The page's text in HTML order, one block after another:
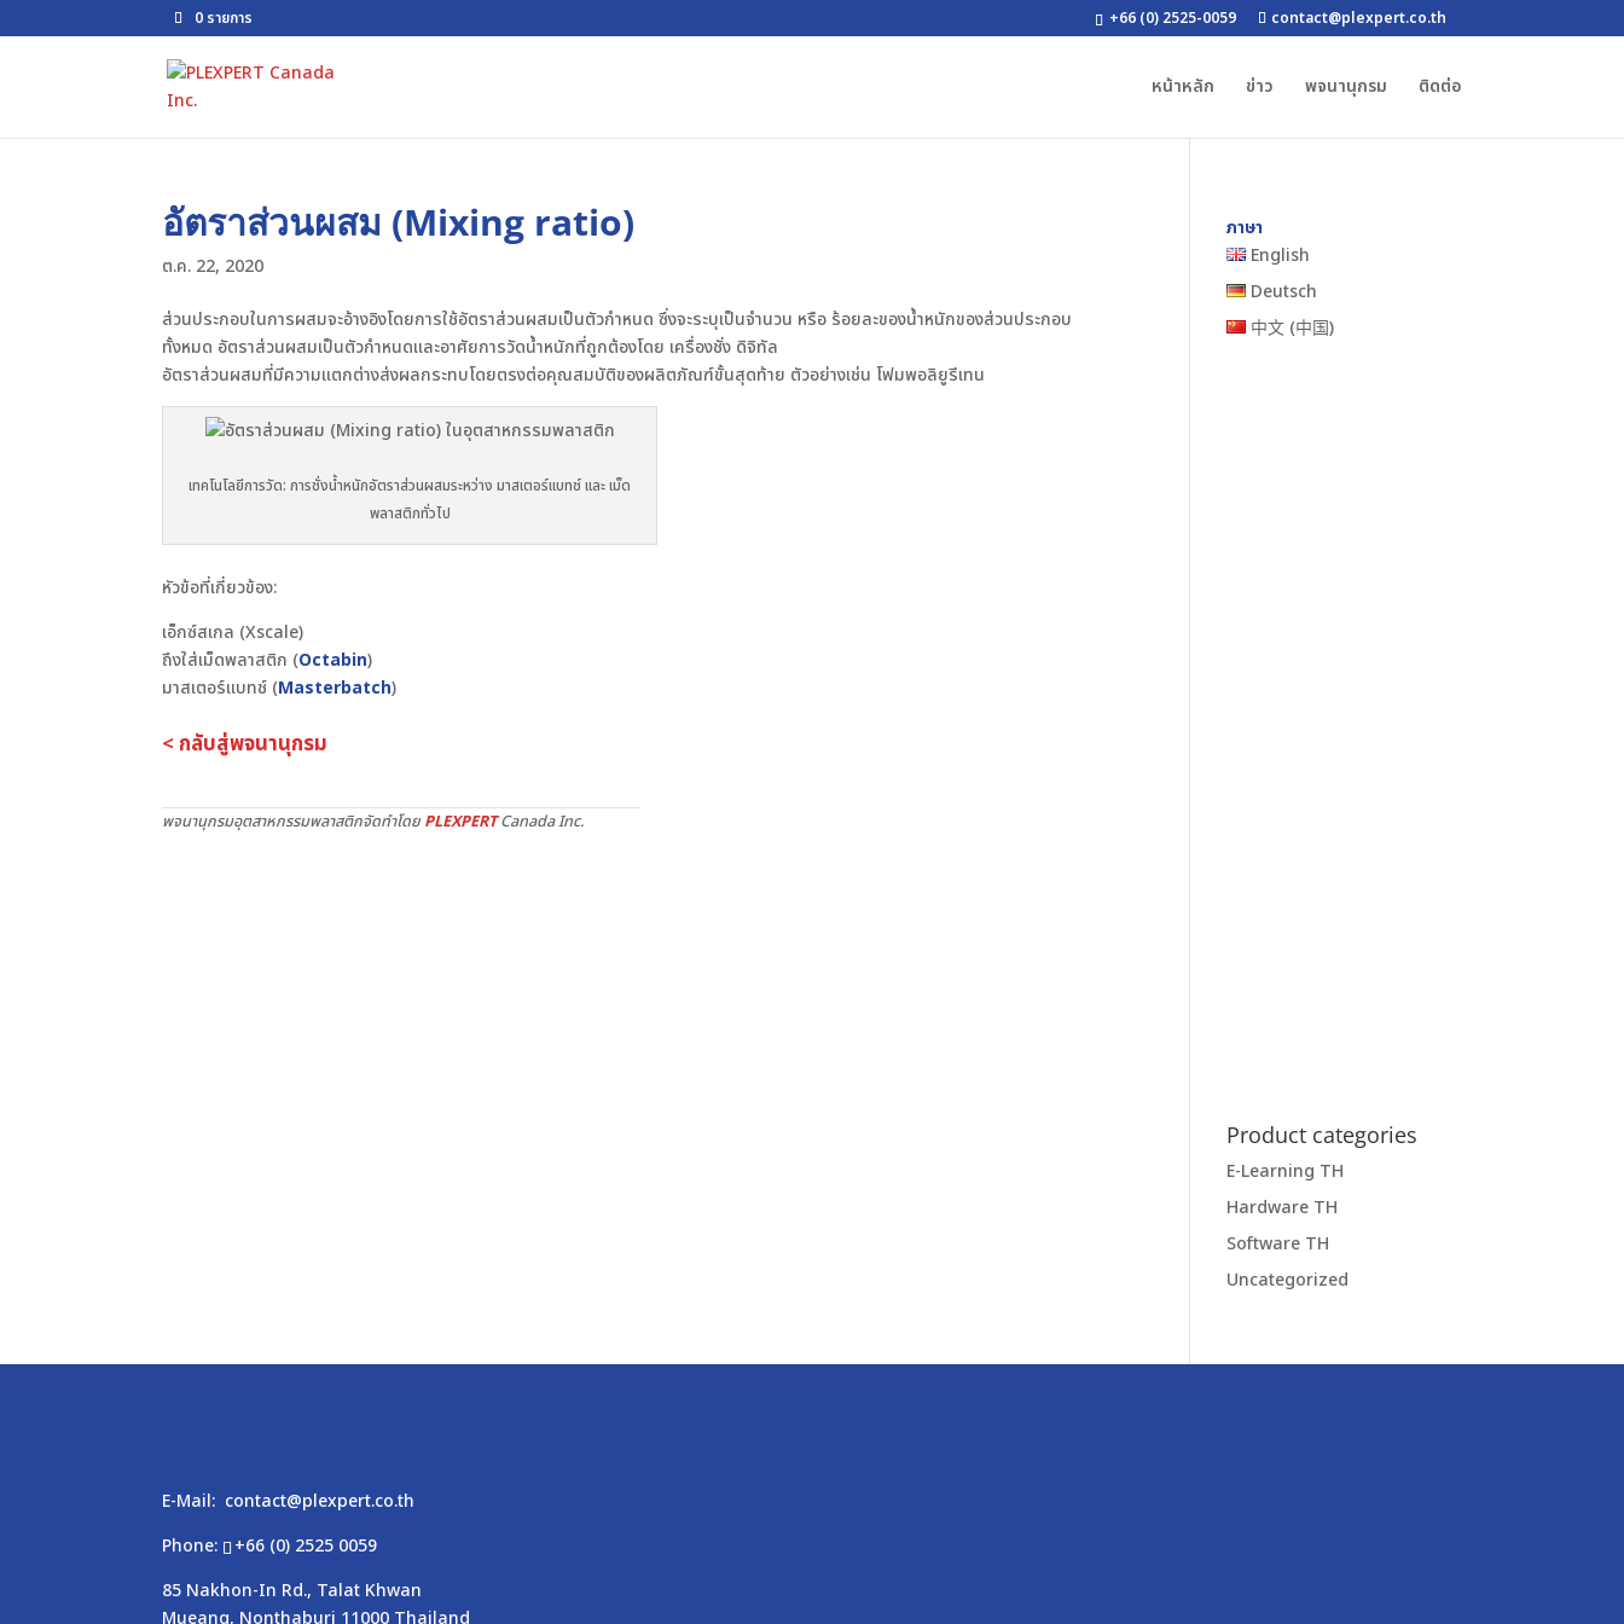
+66 (0) 2525-0059 contact@plexpert.co.th
0 รายการ
หน้าหลัก ข่าว พจนานุกรม ติดต่อ
อัตราส่วนผสม (Mixing ratio)
ต.ค. 22, 2020
ส่วนประกอบในการผสมจะอ้างอิงโดยการใช้อัตราส่วนผสมเป็นตัวกำหนด ซึ่งจะระบุเป็นจำนวน หรือ ร้อยละของน้ำหนักของส่วนประกอบ
ทั้งหมด อัตราส่วนผสมเป็นตัวกำหนดและอาศัยการวัดน้ำหนักที่ถูกต้องโดย เครื่องชั่ง ดิจิทัล
อัตราส่วนผสมที่มีความแตกต่างส่งผลกระทบโดยตรงต่อคุณสมบัติของผลิตภัณฑ์ขั้นสุดท้าย ตัวอย่างเช่น โฟมพอลิยูรีเทน
เทคโนโลยีการวัด: การชั่งน้ำหนักอัตราส่วนผสมระหว่าง มาสเตอร์แบทช์ และ เม็ด
พลาสติกทั่วไป
หัวข้อที่เกี่ยวข้อง:
เอ็กซ์สเกล (Xscale)
ถึงใส่เม็ดพลาสติก (Octabin)
มาสเตอร์แบทช์ (Masterbatch)
< กลับสู่พจนานุกรม
พจนานุกรมอุตสาหกรรมพลาสติกจัดทำโดยPLEXPERTCanada Inc.
ภาษา
English
Deutsch
中文 (中国)
Product categories
E-Learning TH
Hardware TH
Software TH
Uncategorized
E-Mail: contact@plexpert.co.th
Phone:
+66 (0) 2525 0059
85 Nakhon-In Rd., Talat Khwan
Mueang, Nonthaburi 11000 Thailand